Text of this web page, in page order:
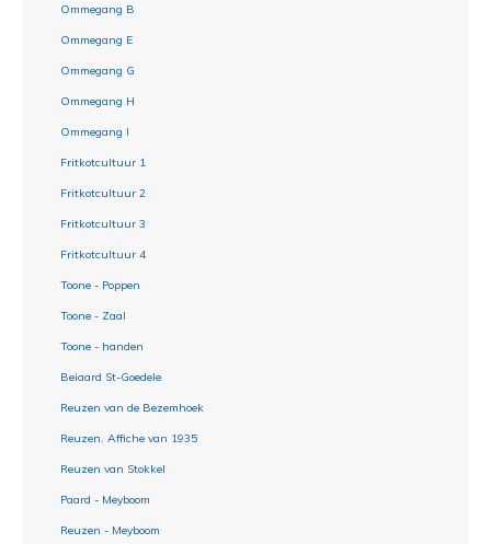
Ommegang B
Ommegang E
Ommegang G
Ommegang H
Ommegang I
Fritkotcultuur 1
Fritkotcultuur 2
Fritkotcultuur 3
Fritkotcultuur 4
Toone - Poppen
Toone - Zaal
Toone - handen
Beiaard St-Goedele
Reuzen van de Bezemhoek
Reuzen. Affiche van 1935
Reuzen van Stokkel
Paard - Meyboom
Reuzen - Meyboom